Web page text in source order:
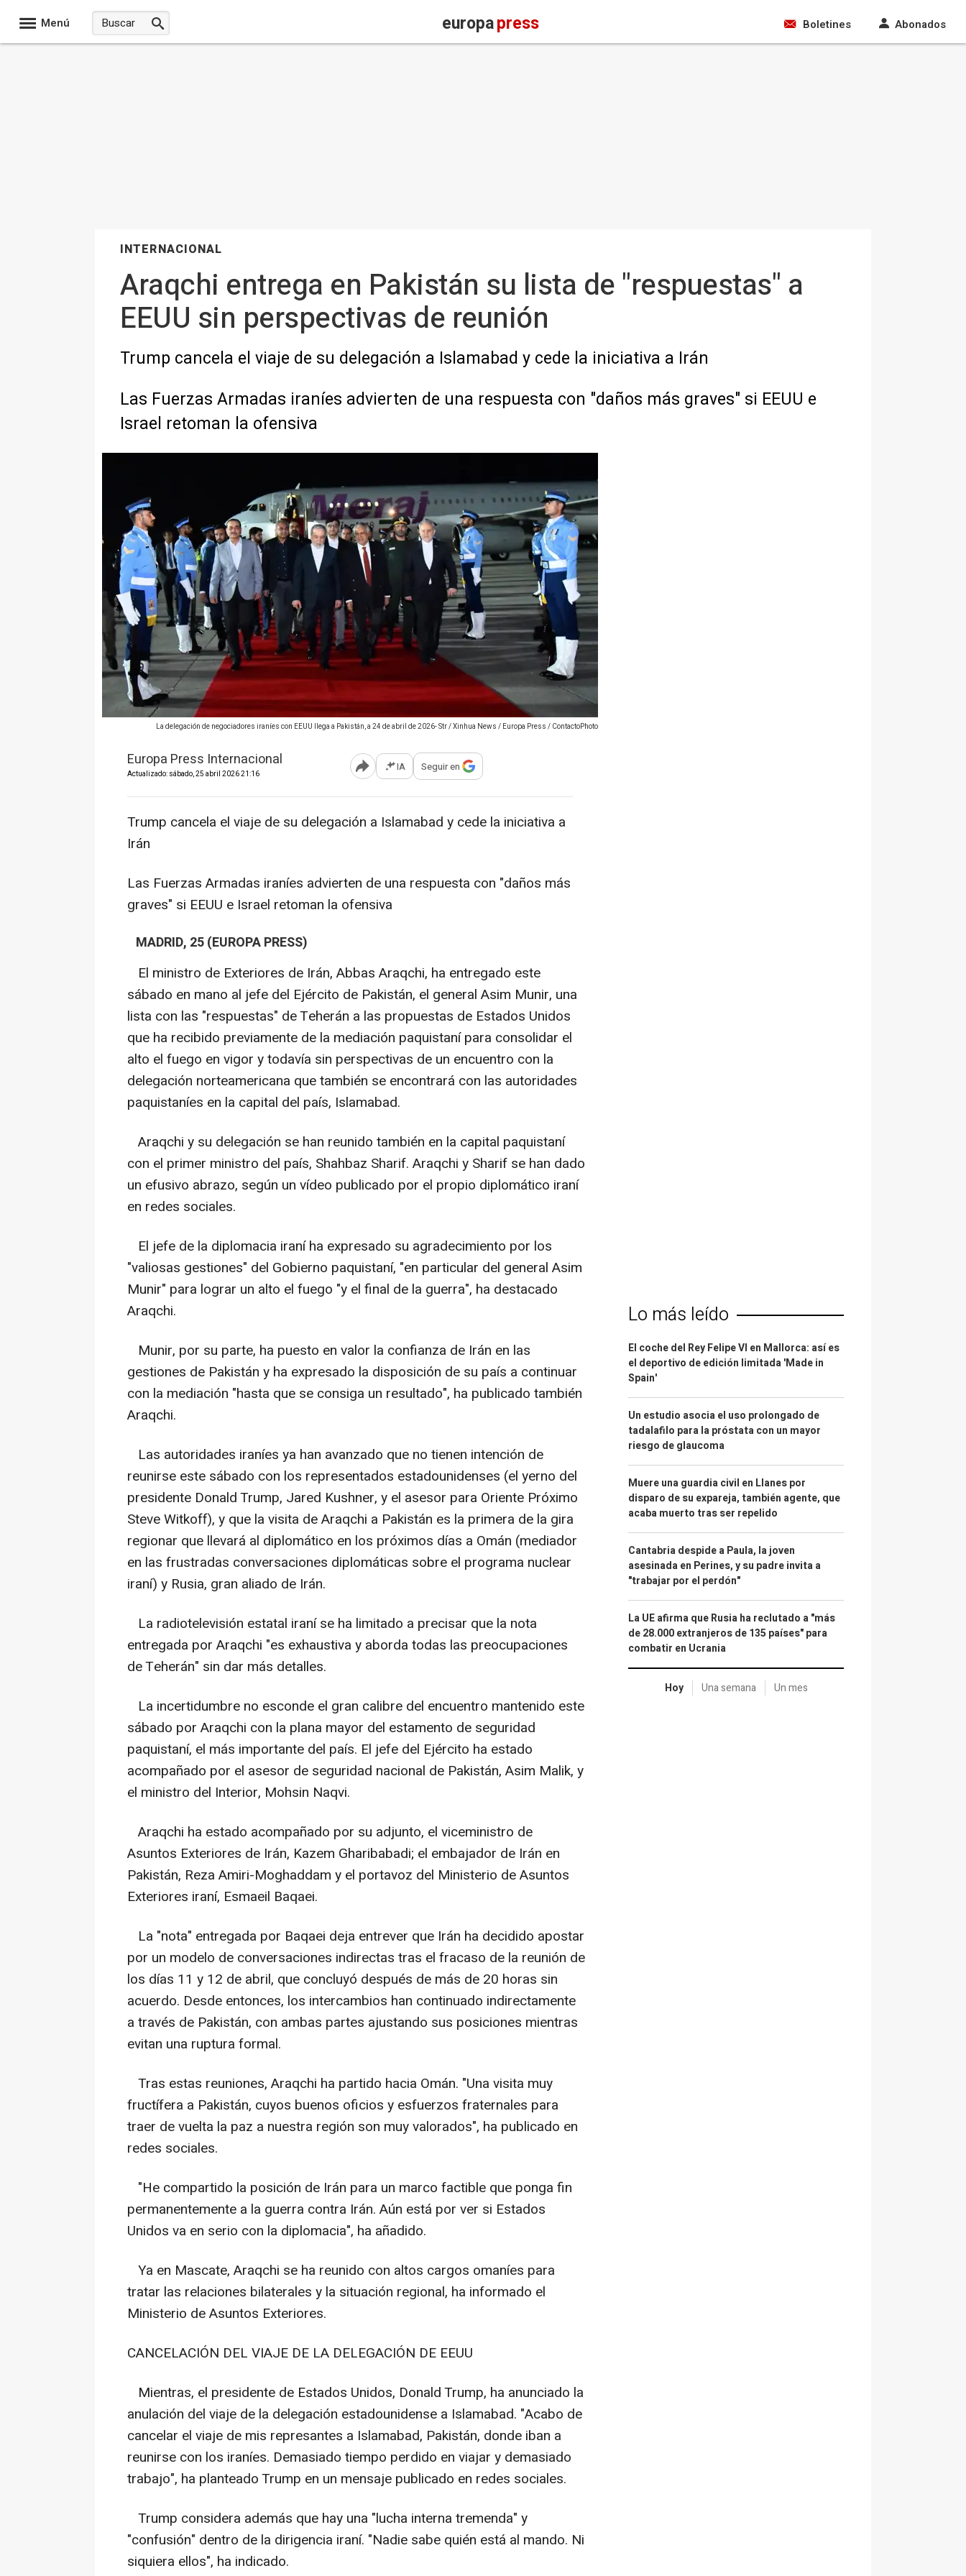
Menú europapress Boletines Abonados
INTERNACIONAL
Araqchi entrega en Pakistán su lista de "respuestas" a
EEUU sin perspectivas de reunión
Trump cancela el viaje de su delegación a Islamabad y cede la iniciativa a Irán
Las Fuerzas Armadas iraníes advierten de una respuesta con "daños más graves" si EEUU e
Israel retoman la ofensiva
La delegación de negociadores iraníes con EEUU llega a Pakistán, a 24 de abril de 2026- Str / Xinhua News / Europa Press / ContactoPhoto
Europa Press Internacional
Actualizado: sábado, 25 abril 2026 21:16 Abrir opciones para compartir
IA Seguir en
Trump cancela el viaje de su delegación a Islamabad y cede la iniciativa a
Irán
Las Fuerzas Armadas iraníes advierten de una respuesta con "daños más
graves" si EEUU e Israel retoman la ofensiva
MADRID, 25 (EUROPA PRESS)
El ministro de Exteriores de Irán, Abbas Araqchi, ha entregado este
sábado en mano al jefe del Ejército de Pakistán, el general Asim Munir, una
lista con las "respuestas" de Teherán a las propuestas de Estados Unidos
que ha recibido previamente de la mediación paquistaní para consolidar el
alto el fuego en vigor y todavía sin perspectivas de un encuentro con la
delegación norteamericana que también se encontrará con las autoridades
paquistaníes en la capital del país, Islamabad.
Araqchi y su delegación se han reunido también en la capital paquistaní
con el primer ministro del país, Shahbaz Sharif. Araqchi y Sharif se han dado
un efusivo abrazo, según un vídeo publicado por el propio diplomático iraní
en redes sociales.
El jefe de la diplomacia iraní ha expresado su agradecimiento por los
"valiosas gestiones" del Gobierno paquistaní, "en particular del general Asim
Munir" para lograr un alto el fuego "y el final de la guerra", ha destacado
Araqchi.
Munir, por su parte, ha puesto en valor la confianza de Irán en las
gestiones de Pakistán y ha expresado la disposición de su país a continuar
con la mediación "hasta que se consiga un resultado", ha publicado también
Araqchi.
Las autoridades iraníes ya han avanzado que no tienen intención de
reunirse este sábado con los representados estadounidenses (el yerno del
presidente Donald Trump, Jared Kushner, y el asesor para Oriente Próximo
Steve Witkoff), y que la visita de Araqchi a Pakistán es la primera de la gira
regionar que llevará al diplomático en los próximos días a Omán (mediador
en las frustradas conversaciones diplomáticas sobre el programa nuclear
iraní) y Rusia, gran aliado de Irán.
La radiotelevisión estatal iraní se ha limitado a precisar que la nota
entregada por Araqchi "es exhaustiva y aborda todas las preocupaciones
de Teherán" sin dar más detalles.
La incertidumbre no esconde el gran calibre del encuentro mantenido este
sábado por Araqchi con la plana mayor del estamento de seguridad
paquistaní, el más importante del país. El jefe del Ejército ha estado
acompañado por el asesor de seguridad nacional de Pakistán, Asim Malik, y
el ministro del Interior, Mohsin Naqvi.
Araqchi ha estado acompañado por su adjunto, el viceministro de
Asuntos Exteriores de Irán, Kazem Gharibabadi; el embajador de Irán en
Pakistán, Reza Amiri-Moghaddam y el portavoz del Ministerio de Asuntos
Exteriores iraní, Esmaeil Baqaei.
La "nota" entregada por Baqaei deja entrever que Irán ha decidido apostar
por un modelo de conversaciones indirectas tras el fracaso de la reunión de
los días 11 y 12 de abril, que concluyó después de más de 20 horas sin
acuerdo. Desde entonces, los intercambios han continuado indirectamente
a través de Pakistán, con ambas partes ajustando sus posiciones mientras
evitan una ruptura formal.
Tras estas reuniones, Araqchi ha partido hacia Omán. "Una visita muy
fructífera a Pakistán, cuyos buenos oficios y esfuerzos fraternales para
traer de vuelta la paz a nuestra región son muy valorados", ha publicado en
redes sociales.
"He compartido la posición de Irán para un marco factible que ponga fin
permanentemente a la guerra contra Irán. Aún está por ver si Estados
Unidos va en serio con la diplomacia", ha añadido.
Ya en Mascate, Araqchi se ha reunido con altos cargos omaníes para
tratar las relaciones bilaterales y la situación regional, ha informado el
Ministerio de Asuntos Exteriores.
CANCELACIÓN DEL VIAJE DE LA DELEGACIÓN DE EEUU
Mientras, el presidente de Estados Unidos, Donald Trump, ha anunciado la
anulación del viaje de la delegación estadounidense a Islamabad. "Acabo de
cancelar el viaje de mis represantes a Islamabad, Pakistán, donde iban a
reunirse con los iraníes. Demasiado tiempo perdido en viajar y demasiado
trabajo", ha planteado Trump en un mensaje publicado en redes sociales.
Trump considera además que hay una "lucha interna tremenda" y
"confusión" dentro de la dirigencia iraní. "Nadie sabe quién está al mando. Ni
siquiera ellos", ha indicado.
Lo más leído
El coche del Rey Felipe VI en Mallorca: así es
el deportivo de edición limitada 'Made in
Spain'
Un estudio asocia el uso prolongado de
tadalafilo para la próstata con un mayor
riesgo de glaucoma
Muere una guardia civil en Llanes por
disparo de su expareja, también agente, que
acaba muerto tras ser repelido
Cantabria despide a Paula, la joven
asesinada en Perines, y su padre invita a
"trabajar por el perdón"
La UE afirma que Rusia ha reclutado a "más
de 28.000 extranjeros de 135 países" para
combatir en Ucrania
Hoy Una semana Un mes